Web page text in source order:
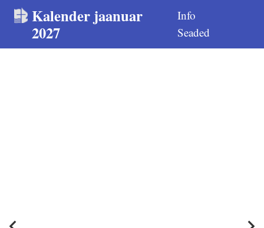
Kalender jaanuar
2027
Info
Seaded